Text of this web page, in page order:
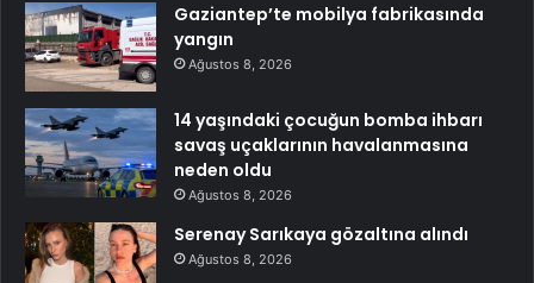
Gaziantep’te mobilya fabrikasında
yangın
Ağustos 8, 2026
14 yaşındaki çocuğun bomba ihbarı
savaş uçaklarının havalanmasına
neden oldu
Ağustos 8, 2026
Serenay Sarıkaya gözaltına alındı
Ağustos 8, 2026